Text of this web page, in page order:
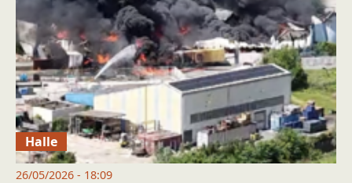
Halle
26/05/2026 - 18:09